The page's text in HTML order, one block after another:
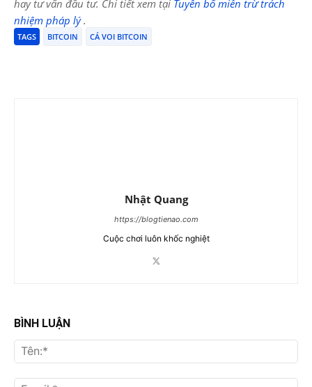
hay tư vấn đầu tư. Chi tiết xem tại Tuyên bố miễn trừ trách
nhiệm pháp lý.
TAGS BITCOIN CÁ VOI BITCOIN
Nhật Quang
https://blogtienao.com
Cuộc chơi luôn khốc nghiệt
BÌNH LUẬN